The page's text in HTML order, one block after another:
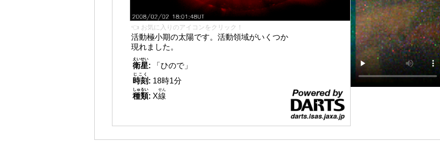
👈 お気に入りのアイコンをクリック！
活動極小期の太陽です。活動領域がいくつか
現れました。
衛星
えいせい
:
「ひので」
時刻
じこく
: 18時1分
種類
しゅるい
: X線
せん